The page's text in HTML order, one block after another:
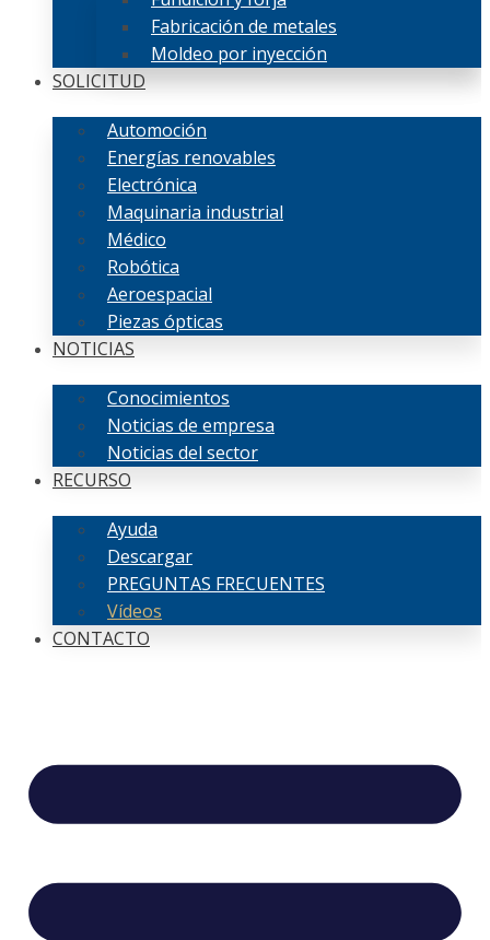
Fabricación de metales
Moldeo por inyección
SOLICITUD
Automoción
Energías renovables
Electrónica
Maquinaria industrial
Médico
Robótica
Aeroespacial
Piezas ópticas
NOTICIAS
Conocimientos
Noticias de empresa
Noticias del sector
RECURSO
Ayuda
Descargar
PREGUNTAS FRECUENTES
Vídeos
CONTACTO